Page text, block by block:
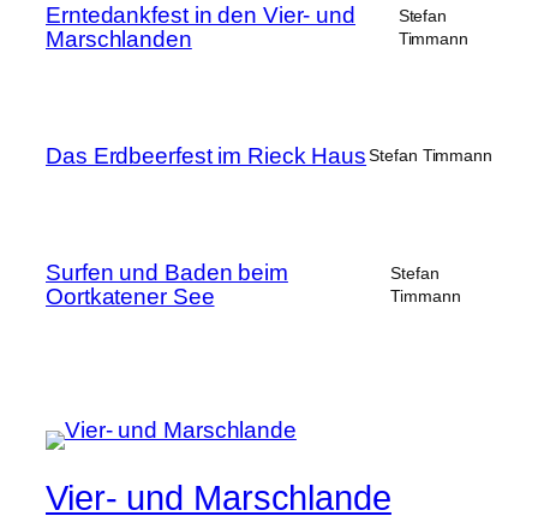
Erntedankfest in den Vier- und
Marschlanden
Stefan
Timmann
Das Erdbeerfest im Rieck Haus Stefan Timmann
Surfen und Baden beim
Oortkatener See
Stefan
Timmann
Vier- und Marschlande